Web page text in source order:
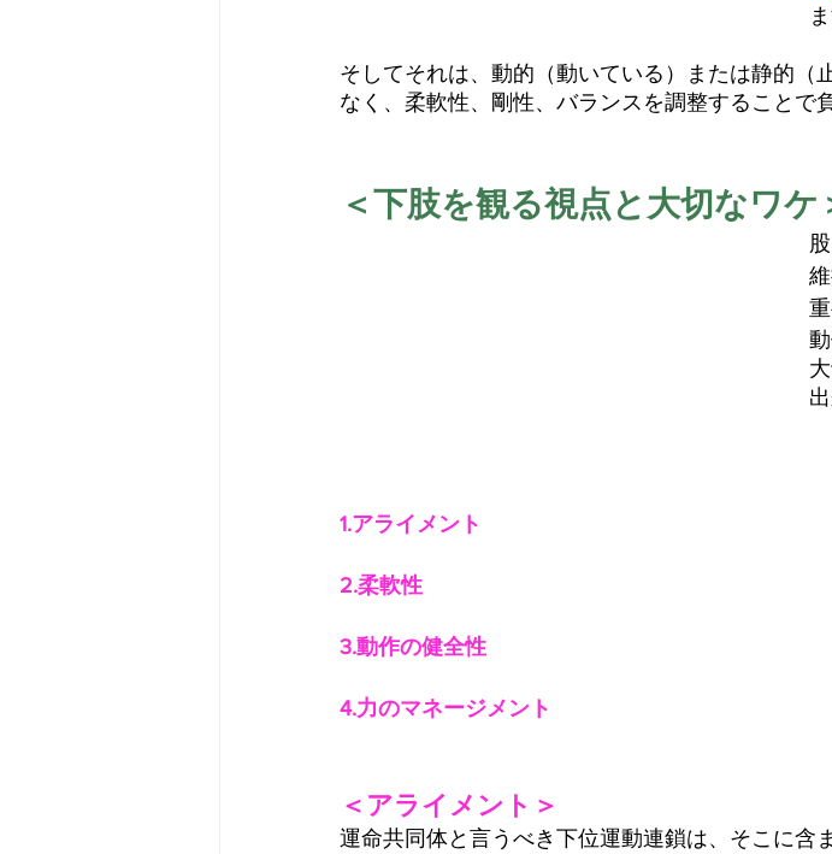
そしてそれは、動的（動いている）または静的（
なく、柔軟性、剛性、バランスを調整することで
＜下肢を観る視点と大切なワケ
1.アライメント
2.柔軟性
3.動作の健全性
4.力のマネージメント
＜アライメント＞
運命共同体と言うべき下位運動連鎖は、そこに含